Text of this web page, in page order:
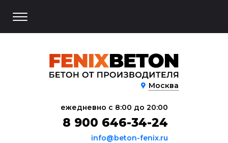
Москва
ежедневно с 8:00 до 20:00
8 900 646-34-24
info@beton-fenix.ru